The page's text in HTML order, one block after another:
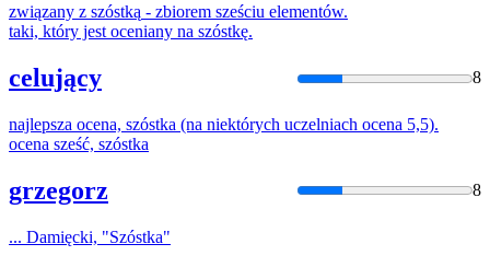
związany z szóstką - zbiorem sześciu elementów.
taki, który jest oceniany na szóstkę.
celujący 8
najlepsza ocena, szóstka (na niektórych uczelniach ocena 5,5).
ocena sześć, szóstka
grzegorz 8
... Damięcki, "Szóstka"